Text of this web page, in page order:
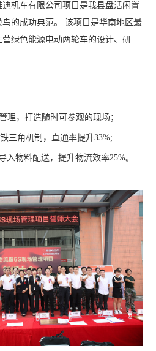
机车有限公司项目是我县盘活闲置
的成功典范。 该项目是华南地区最
绿色能源电动两轮车的设计、研
理，打造随时可参观的现场；
三角机制，直通率提升33%;
入物料配送，提升物流效率25%。